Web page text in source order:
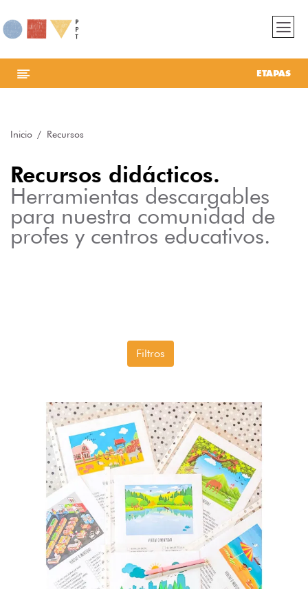
ETAPAS
Inicio Recursos
Recursos didácticos.
Herramientas descargables
para nuestra comunidad de
profes y centros educativos.
Filtros